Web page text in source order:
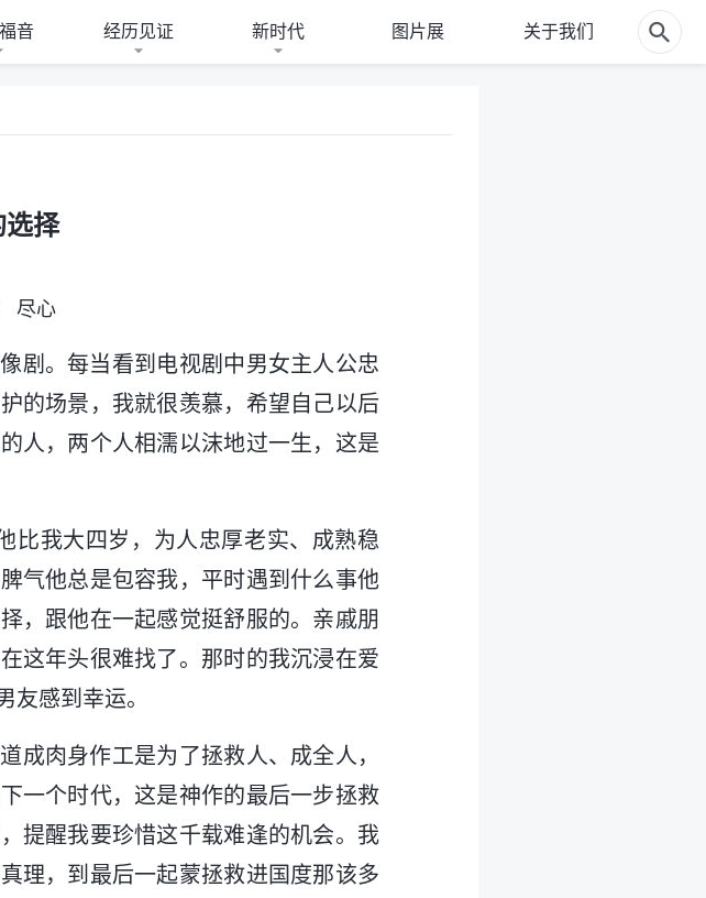
音 经历见证 新时代 图片展 关于我们
择
尽心
剧。每当看到电视剧中男女主人公忠
的场景，我就很羡慕，希望自己以后
人，两个人相濡以沫地过一生，这是
比我大四岁，为人忠厚老实、成熟稳
气他总是包容我，平时遇到什么事他
，跟他在一起感觉挺舒服的。亲戚朋
这年头很难找了。那时的我沉浸在爱
友感到幸运。
成肉身作工是为了拯救人、成全人，
一个时代，这是神作的最后一步拯救
提醒我要珍惜这千载难逢的机会。我
理，到最后一起蒙拯救进国度那该多